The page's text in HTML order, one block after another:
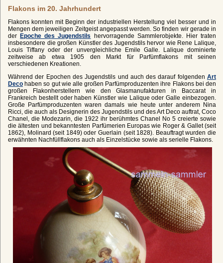
Flakons im 20. Jahrhundert
Flakons konnten mit Beginn der industriellen Herstellung viel besser und in
Mengen dem jeweiligen Zeitgeist angepasst werden. So finden wir gerade in
derEpoche des Jugendstils hervorragende Sammlerobjekte. Hier traten
insbesondere die großen Künstler des Jugendstils hervor wie Rene Lalique,
Louis Tiffany oder der unvergleichliche Emile Galle. Lalique dominierte
zeitweise ab etwa 1905 den Markt für Parfümflakons mit seinen
verschiedenen Kreationen.
Während der Epochen des Jugendstils und auch des darauf folgenden Art
Deco haben so gut wie alle großen Parfümproduzenten ihre Flakons bei den
großen Flakonherstellern wie den Glasmanufakturen in Baccarat in
Frankreich bestellt oder haben Künstler wie Lalique oder Galle einbezogen.
Große Parfümproduzenten waren damals wie heute unter anderem Nina
Ricci, die auch als Designerin des Jugendstils und des Art Deco auftrat, Coco
Chanel, die Modezarin, die 1922 ihr berühmtes Chanel No 5 creierte sowie
die ältesten und bekanntesten Parfümerien Europas wie Roger & Gallet (seit
1862), Molinard (seit 1849) oder Guerlain (seit 1828). Beauftragt wurden die
erwähnten Nachfüllflakons auch als Einzelstücke sowie als serielle Flakons.